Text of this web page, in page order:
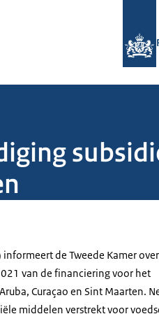
informeert de Tweede Kamer
van de financiering voor het
Curaçao en Sint Maarten.
middelen verstrekt voor